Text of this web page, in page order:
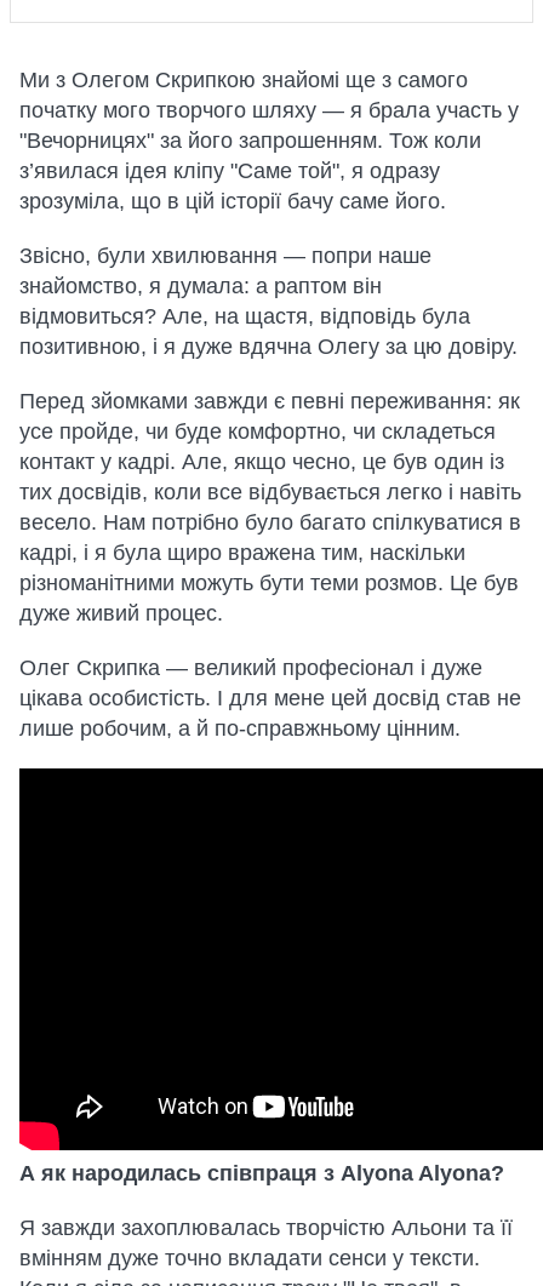
Ми з Олегом Скрипкою знайомі ще з самого
початку мого творчого шляху — я брала участь у
"Вечорницях" за його запрошенням. Тож коли
з’явилася ідея кліпу "Саме той", я одразу
зрозуміла, що в цій історії бачу саме його.
Звісно, були хвилювання — попри наше
знайомство, я думала: а раптом він
відмовиться? Але, на щастя, відповідь була
позитивною, і я дуже вдячна Олегу за цю довіру.
Перед зйомками завжди є певні переживання: як
усе пройде, чи буде комфортно, чи складеться
контакт у кадрі. Але, якщо чесно, це був один із
тих досвідів, коли все відбувається легко і навіть
весело. Нам потрібно було багато спілкуватися в
кадрі, і я була щиро вражена тим, наскільки
різноманітними можуть бути теми розмов. Це був
дуже живий процес.
Олег Скрипка — великий професіонал і дуже
цікава особистість. І для мене цей досвід став не
лише робочим, а й по-справжньому цінним.
А як народилась співпраця з Alyona Alyona?
Я завжди захоплювалась творчістю Альони та її
вмінням дуже точно вкладати сенси у тексти.